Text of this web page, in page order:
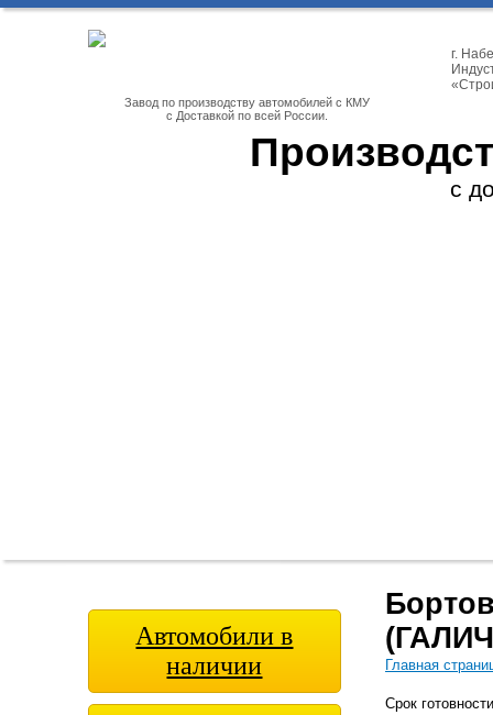
Завод по производству автомобилей с КМУ
с Доставкой по всей России.
г.
с
Автомобили в
наличии
Главная
Срок